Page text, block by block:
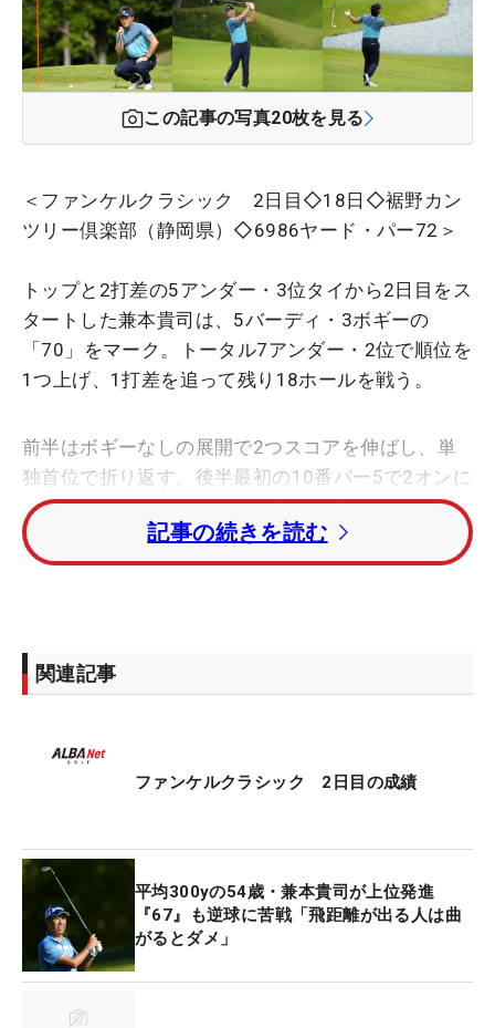
この記事の写真20枚を見る
＜ファンケルクラシック 2日目◇18日◇裾野カン
ツリー倶楽部（静岡県）◇6986ヤード・パー72＞
トップと2打差の5アンダー・3位タイから2日目をス
タートした兼本貴司は、5バーディ・3ボギーの
「70」をマーク。トータル7アンダー・2位で順位を
1つ上げ、1打差を追って残り18ホールを戦う。
前半はボギーなしの展開で2つスコアを伸ばし、単
独首位で折り返す。後半最初の10番パー5で2オンに
成功するも3パットのパー。続く11番パー4では「左
からのアゲインストだと思って大きいクラブで打っ
た。風を間違えた部分もあって」と8番で放ったシ
を奪った。
番から3連続ボギー。一時は4位まで後退するも、17
番、18番と連続バーディで締めて、優勝戦線に踏み
3連続ボギーの後、16番のティショットではビッグ
ドライブを見せた。その場面を中継の放送席で観て
いたのは、兼本が信頼を寄せるレギュラーツアー通
算48勝のレジェンド、中嶋常幸。「アドレナリンじ
ゃなくて怒りのショットだな」と解説する。それを
知った兼本は「まさしくおっしゃるとおり。どこで
記事の続きを読む
関連記事
ファンケルクラシック 2日目の成績
平均300yの54歳・兼本貴司が上位発進
『67』も逆球に苦戦「飛距離が出る人は曲
がるとダメ」